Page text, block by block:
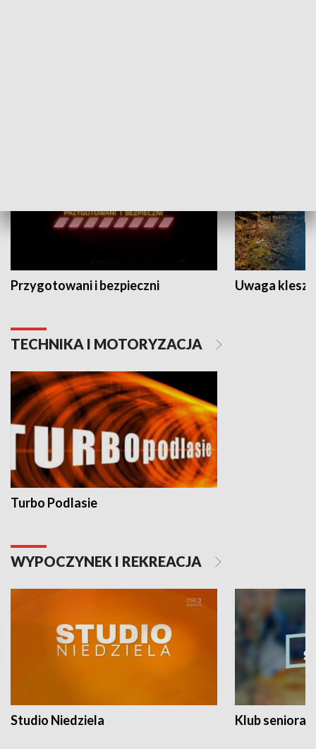
Przygotowani i bezpieczni Uwaga
TECHNIKA I MOTORYZACJA
Turbo Podlasie
WYPOCZYNEK I REKREACJA
Studio Niedziela Klub seniora